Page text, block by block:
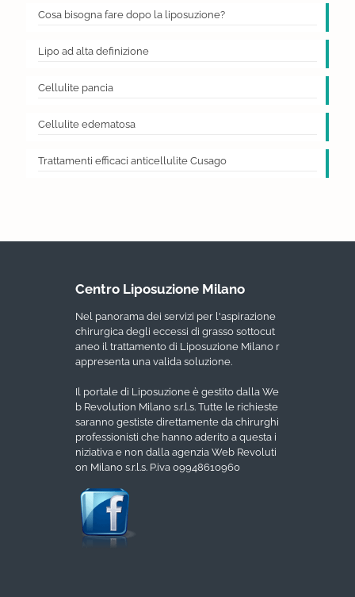
Cosa bisogna fare dopo la liposuzione?
Lipo ad alta definizione
Cellulite pancia
Cellulite edematosa
Trattamenti efficaci anticellulite Cusago
Centro Liposuzione Milano
Nel panorama dei servizi per l'aspirazione
chirurgica degli eccessi di grasso sottocut
aneo il trattamento di Liposuzione Milano r
appresenta una valida soluzione.
Il portale di Liposuzione è gestito dalla We
b Revolution Milano s.r.l.s. Tutte le richieste
saranno gestiste direttamente da chirurghi
professionisti che hanno aderito a questa i
niziativa e non dalla agenzia Web Revoluti
on Milano s.r.l.s. P.iva 09948610960